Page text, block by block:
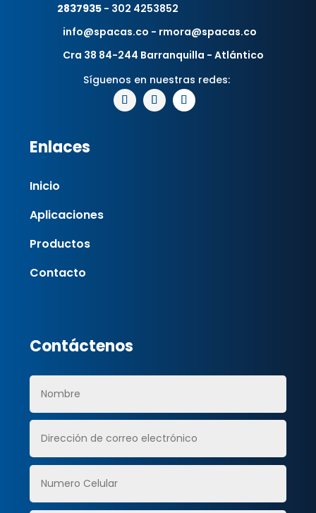
2837935 - 302 4253852
info@spacas.co - rmora@spacas.co
Cra 38 84-244 Barranquilla - Atlántico
Enlaces
Inicio
Aplicaciones
Productos
Contacto
Contáctenos